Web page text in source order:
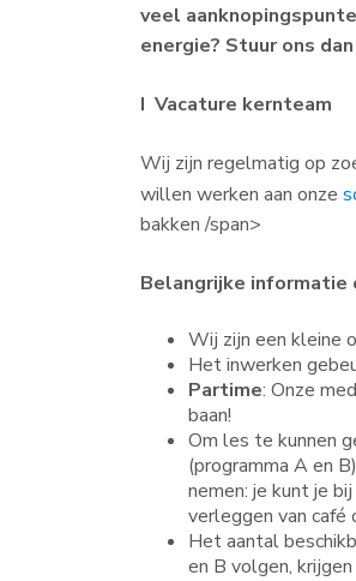
veel
energie? Stuur ons
I Vacature kernteam
Wij zijn regelmatig op
willen werken aan onze
bakken /span>
Belangrijke informatie
Wij zijn een kleine
Het inwerken
Partime: Onze
baan!
Om les te kunnen
(programma A en
nemen: je kunt je
verleggen van café
Het aantal
en B volgen,